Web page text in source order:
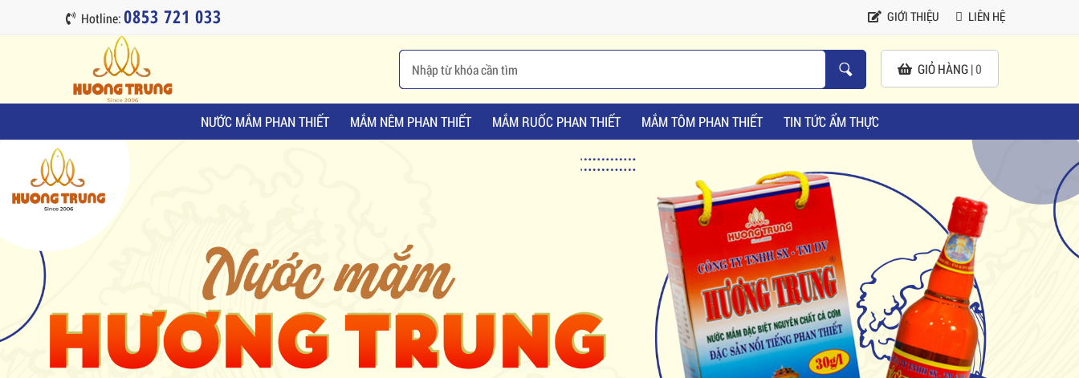
Hotline:0853 721 033 GIỚI THIỆU LIÊN HỆ
GIỎ HÀNG |0
NƯỚC MẮM PHAN THIẾT MẮM NÊM PHAN THIẾT MẮM RUỐC PHAN THIẾT MẮM TÔM PHAN THIẾT TIN TỨC ẨM THỰC